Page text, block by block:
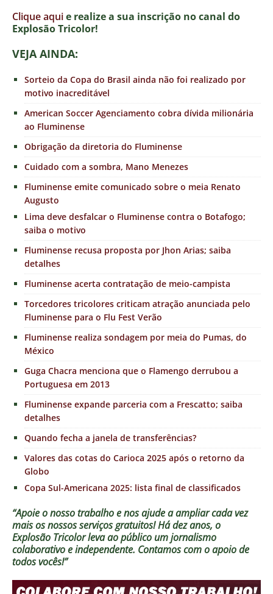
Clique aquie realize a sua inscrição no canal do
Explosão Tricolor!
VEJA AINDA:
Sorteio da Copa do Brasil ainda não foi realizado por
motivo inacreditável
American Soccer Agenciamento cobra dívida milionária
ao Fluminense
Obrigação da diretoria do Fluminense
Cuidado com a sombra, Mano Menezes
Fluminense emite comunicado sobre o meia Renato
Augusto
Lima deve desfalcar o Fluminense contra o Botafogo;
saiba o motivo
Fluminense recusa proposta por Jhon Arias; saiba
detalhes
Fluminense acerta contratação de meio-campista
Torcedores tricolores criticam atração anunciada pelo
Fluminense para o Flu Fest Verão
Fluminense realiza sondagem por meia do Pumas, do
México
Guga Chacra menciona que o Flamengo derrubou a
Portuguesa em 2013
Fluminense expande parceria com a Frescatto; saiba
detalhes
Quando fecha a janela de transferências?
Valores das cotas do Carioca 2025 após o retorno da
Globo
Copa Sul-Americana 2025: lista final de classificados
“Apoie o nosso trabalho e nos ajude a ampliar cada vez
mais os nossos serviços gratuitos!Há dez anos, o
Explosão Tricolor leva ao público um jornalismo
colaborativo e independente. Contamos com o apoio de
todos vocês!”